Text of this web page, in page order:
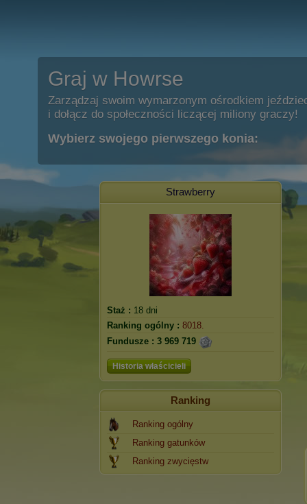
Graj w Howrse
Zarządzaj swoim wymarzonym ośrodkiem
i dołącz do społeczności liczącej miliony graczy!
Wybierz swojego pierwszego konia:
Strawberry
Staż : 18 dni
Ranking ogólny : 8018.
Fundusze : 3 969 719
Historia właścicieli
Ranking
Ranking ogólny
Ranking gatunków
Ranking zwycięstw